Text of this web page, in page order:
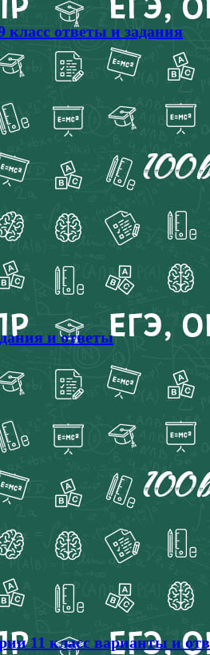
класс ответы и задания
и ответы
11 класс варианты и